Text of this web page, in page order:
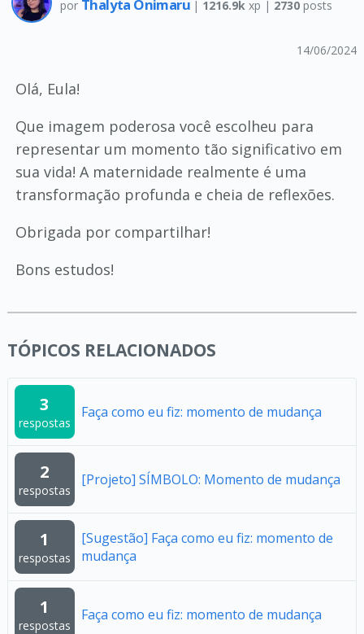
por Thalyta Onimaru | 1216.9k xp | 2730 posts
14/06/2024
Olá, Eula!
Que imagem poderosa você escolheu para
representar um momento tão significativo em
sua vida! A maternidade realmente é uma
transformação profunda e cheia de reflexões.
Obrigada por compartilhar!
Bons estudos!
TÓPICOS RELACIONADOS
3
respostas
Faça como eu fiz: momento de mudança
2
respostas
[Projeto] SÍMBOLO: Momento de mudança
1
respostas
[Sugestão] Faça como eu fiz: momento de
mudança
1
respostas
Faça como eu fiz: momento de mudança